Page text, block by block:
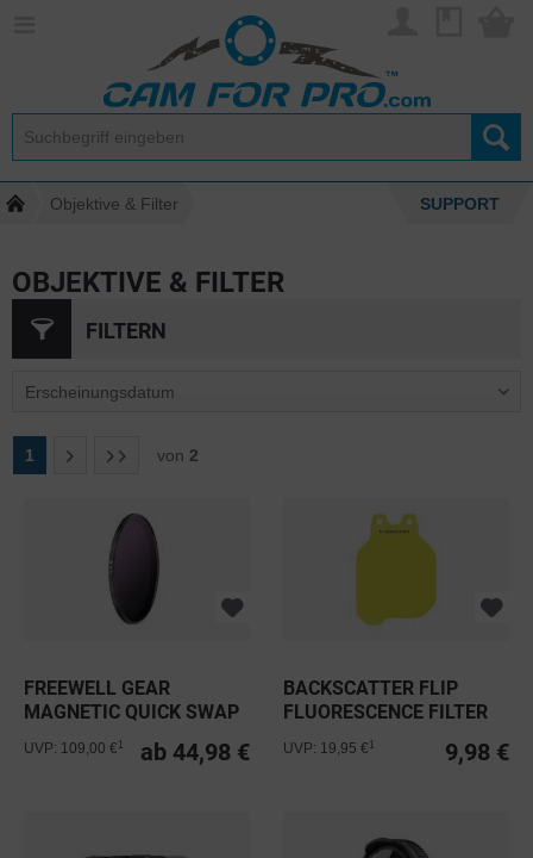
Objektive & Filter SUPPORT
OBJEKTIVE & FILTER
FILTERN
1 von 2
FREEWELL GEAR
MAGNETIC QUICK SWAP
FILTER 112MM
ab 44,98 €
UVP: 109,00 €
BACKSCATTER FLIP
FLUORESCENCE FILTER
9,98 €
UVP: 19,95 €